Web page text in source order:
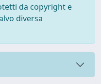
da copyright e
diversa